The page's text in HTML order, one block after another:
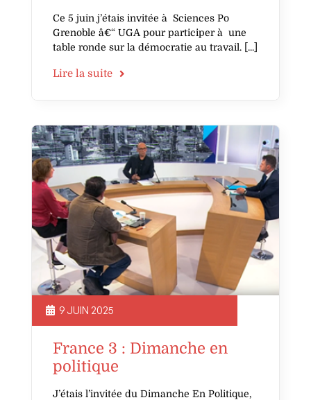
Ce 5 juin j’étais invitée à Sciences Po
Grenoble â€“ UGA pour participer à une
table ronde sur la démocratie au travail.
Lire la suite
France 3 : Dimanche en
politique
9 JUIN 2025
J’étais l’invitée du Dimanche En Politique,